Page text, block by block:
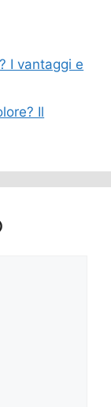
I vantaggi e
Il